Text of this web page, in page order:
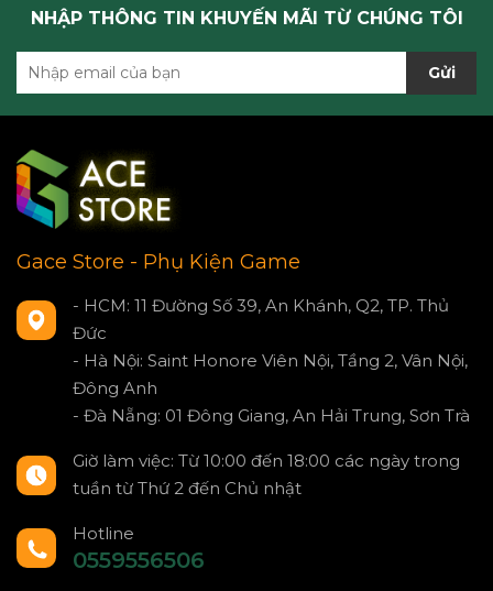
NHẬP THÔNG TIN KHUYẾN MÃI TỪ CHÚNG TÔI
Gửi
Gace Store - Phụ Kiện Game
- HCM: 11 Đường Số 39, An Khánh, Q2, TP. Thủ
Đức
- Hà Nội: Saint Honore Viên Nội, Tầng 2, Vân Nội,
Đông Anh
- Đà Nẵng: 01 Đông Giang, An Hải Trung, Sơn Trà
Giờ làm việc: Từ 10:00 đến 18:00 các ngày trong
tuần từ Thứ 2 đến Chủ nhật
Hotline
0559556506